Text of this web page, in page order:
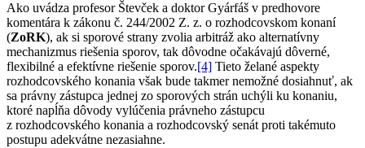
Ako uvádza profesor Števček a doktor Gyárfáš v predhovore
komentára k zákonu č. 244/2002 Z. z. o rozhodcovskom konaní
(ZoRK), ak si sporové strany zvolia arbitráž ako alternatívny
mechanizmus riešenia sporov, tak dôvodne očakávajú dôverné,
flexibilné a efektívne riešenie sporov.[4] Tieto želané aspekty
rozhodcovského konania však bude takmer nemožné dosiahnuť, ak
sa právny zástupca jednej zo sporových strán uchýli ku konaniu,
ktoré napĺňa dôvody vylúčenia právneho zástupcu
z rozhodcovského konania a rozhodcovský senát proti takémuto
postupu adekvátne nezasiahne.